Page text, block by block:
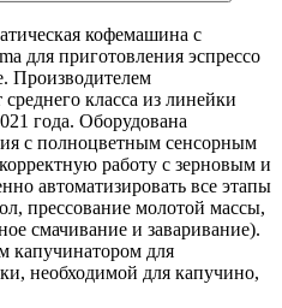
кофемашина с
для приготовления эспрессо
Производителем
класса из линейки
года. Оборудована
с полноцветным сенсорным
работу с зерновым и
автоматизировать все этапы
прессование молотой массы,
смачивание и заваривание).
капучинатором для
необходимой для капучино,